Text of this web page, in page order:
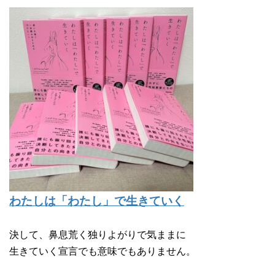
わたしは「わたし」で生きていく
決して、鼻息荒く独りよがりで気ままに
生きていく宣言でも意味でもありません。